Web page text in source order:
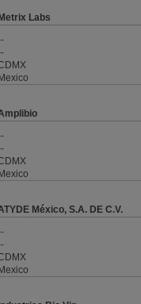
Metrix Labs
Mexico
Mexico
México, S.A. DE C.V.
Mexico